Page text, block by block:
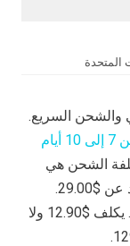
الشحن هي
$3.99 ويمكن التنازل عنها للطلبات التي تزيد عن $29.00.
يستغرق الشحن السريع عادةً أقل من 7 أيام. يكلف $12.90 ولا